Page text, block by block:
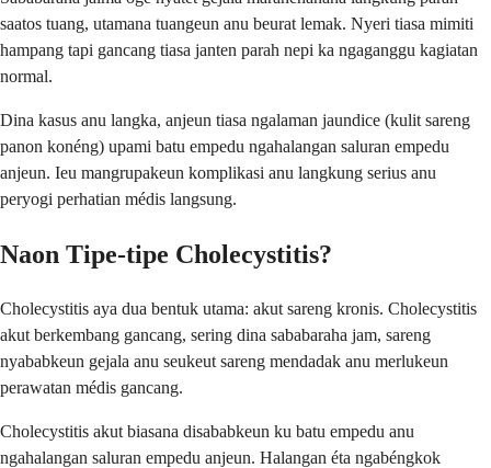
saatos tuang, utamana tuangeun anu beurat lemak. Nyeri tiasa mimiti
hampang tapi gancang tiasa janten parah nepi ka ngaganggu kagiatan
normal.
Dina kasus anu langka, anjeun tiasa ngalaman jaundice (kulit sareng
panon konéng) upami batu empedu ngahalangan saluran empedu
anjeun. Ieu mangrupakeun komplikasi anu langkung serius anu
peryogi perhatian médis langsung.
Naon Tipe-tipe Cholecystitis?
Cholecystitis aya dua bentuk utama: akut sareng kronis. Cholecystitis
akut berkembang gancang, sering dina sababaraha jam, sareng
nyababkeun gejala anu seukeut sareng mendadak anu merlukeun
perawatan médis gancang.
Cholecystitis akut biasana disababkeun ku batu empedu anu
ngahalangan saluran empedu anjeun. Halangan éta ngabéngkok